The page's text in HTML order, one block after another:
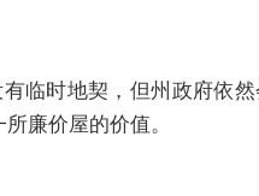
临时地契，但州政府依
廉价屋的价值。